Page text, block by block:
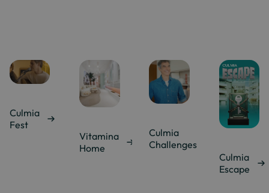
Culmia
Fest
Vitamina
Home
Culmia
Challenges
Culmia
Escape